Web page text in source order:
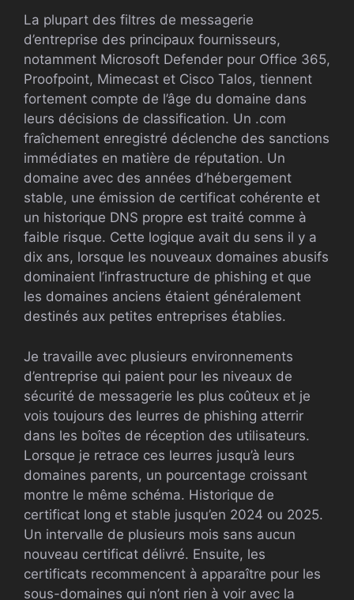
La plupart des filtres de messagerie
d’entreprise des principaux fournisseurs,
notamment Microsoft Defender pour Office 365,
Proofpoint, Mimecast et Cisco Talos, tiennent
fortement compte de l’âge du domaine dans
leurs décisions de classification. Un .com
fraîchement enregistré déclenche des sanctions
immédiates en matière de réputation. Un
domaine avec des années d’hébergement
stable, une émission de certificat cohérente et
un historique DNS propre est traité comme à
faible risque. Cette logique avait du sens il y a
dix ans, lorsque les nouveaux domaines abusifs
dominaient l’infrastructure de phishing et que
les domaines anciens étaient généralement
destinés aux petites entreprises établies.
Je travaille avec plusieurs environnements
d’entreprise qui paient pour les niveaux de
sécurité de messagerie les plus coûteux et je
vois toujours des leurres de phishing atterrir
dans les boîtes de réception des utilisateurs.
Lorsque je retrace ces leurres jusqu’à leurs
domaines parents, un pourcentage croissant
montre le même schéma. Historique de
certificat long et stable jusqu’en 2024 ou 2025.
Un intervalle de plusieurs mois sans aucun
nouveau certificat délivré. Ensuite, les
certificats recommencent à apparaître pour les
sous-domaines qui n’ont rien à voir avec la